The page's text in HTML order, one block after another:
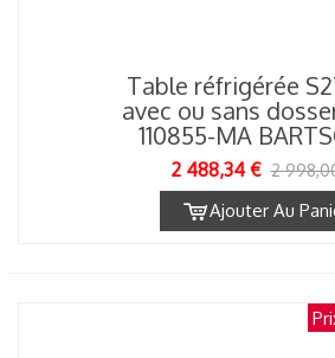
Table réfrigérée
avec ou sans
110855-MA
2 488,34 € 2
Ajouter Au